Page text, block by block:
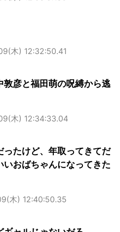
木) 12:32:50.41
敦彦と福田萌の呪縛から逃
木) 12:34:33.04
たけど、年取ってきてだ
いおばちゃんになってきた
木) 12:40:50.35